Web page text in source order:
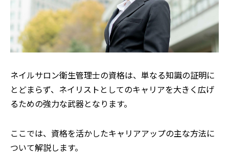
ネイルサロン衛生管理士の資格は、単なる知識の証明に
とどまらず、ネイリストとしてのキャリアを大きく広げ
るための強力な武器となります。
ここでは、資格を活かしたキャリアアップの主な方法に
ついて解説します。